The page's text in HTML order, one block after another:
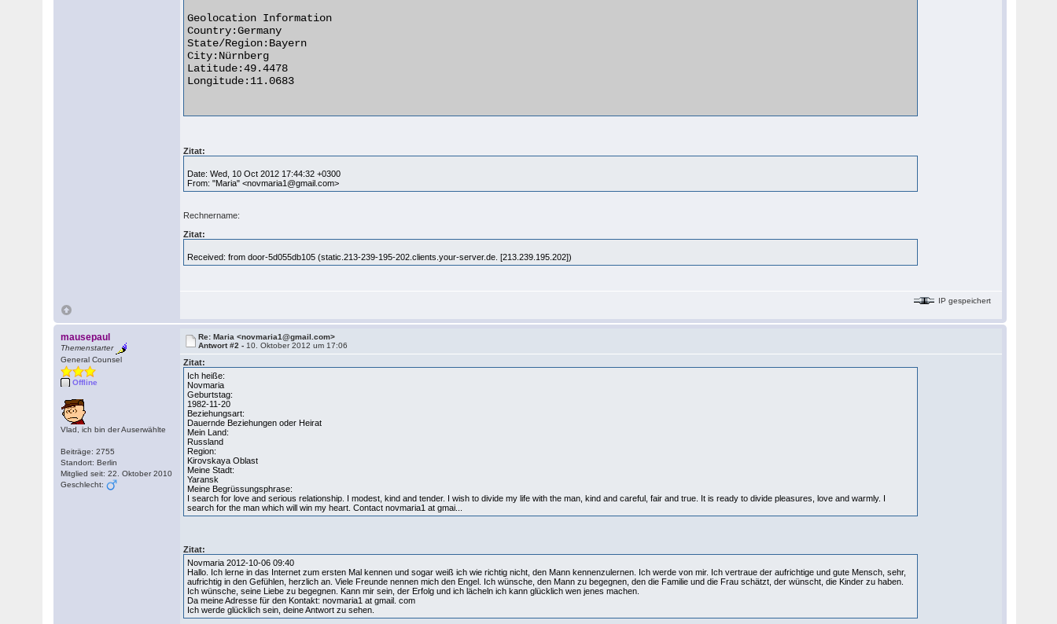
Geolocation Information
Country:Germany
State/Region:Bayern
City:Nürnberg
Latitude:49.4478
Longitude:11.0683
Zitat:
Date: Wed, 10 Oct 2012 17:44:32 +0300
From: "Maria" <novmaria1@gmail.com>
Rechnername:
Zitat:
Received: from door-5d055db105 (static.213-239-195-202.clients.your-server.de. [213.239.195.202])
IP gespeichert
mausepaul
Themenstarter
General Counsel
Offline
Vlad, ich bin der Auserwählte
Beiträge: 2755
Standort: Berlin
Mitglied seit: 22. Oktober 2010
Geschlecht:
Re: Maria <novmaria1@gmail.com>
Antwort #2 - 10. Oktober 2012 um 17:06
Zitat:
Ich heiße:
Novmaria
Geburtstag:
1982-11-20
Beziehungsart:
Dauernde Beziehungen oder Heirat
Mein Land:
Russland
Region:
Kirovskaya Oblast
Meine Stadt:
Yaransk
Meine Begrüssungsphrase:
I search for love and serious relationship. I modest, kind and tender. I wish to divide my life with the man, kind and careful, fair and true. It is ready to divide pleasures, love and warmly. I
search for the man which will win my heart. Contact novmaria1 at gmai...
Zitat:
Novmaria 2012-10-06 09:40
Hallo. Ich lerne in das Internet zum ersten Mal kennen und sogar weiß ich wie richtig nicht, den Mann kennenzulernen. Ich werde von mir. Ich vertraue der aufrichtige und gute Mensch, sehr,
aufrichtig in den Gefühlen, herzlich an. Viele Freunde nennen mich den Engel. Ich wünsche, den Mann zu begegnen, den die Familie und die Frau schätzt, der wünscht, die Kinder zu haben.
Ich wünsche, seine Liebe zu begegnen. Kann mir sein, der Erfolg und ich lächeln ich kann glücklich wen jenes machen.
Da meine Adresse für den Kontakt: novmaria1 at gmail. com
Ich werde glücklich sein, deine Antwort zu sehen.